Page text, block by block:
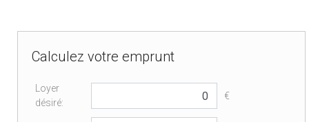
Calculez votre emprunt
Loyer
désiré:
€